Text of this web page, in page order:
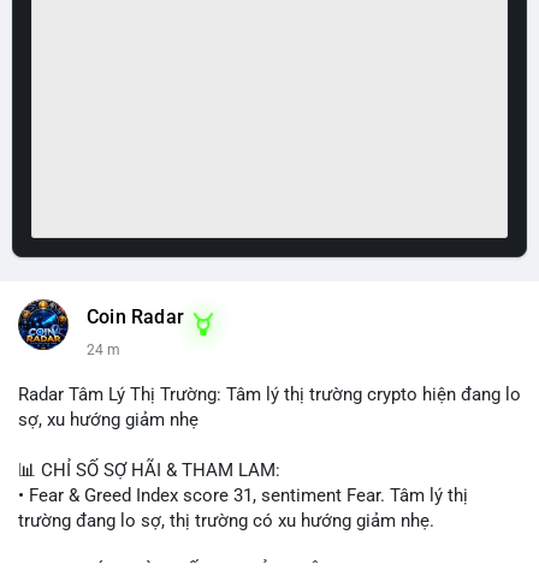
Coin Radar
24 m
Radar Tâm Lý Thị Trường: Tâm lý thị trường crypto hiện đang lo
sợ, xu hướng giảm nhẹ
📊 CHỈ SỐ SỢ HÃI & THAM LAM:
• Fear & Greed Index score 31, sentiment Fear. Tâm lý thị
trường đang lo sợ, thị trường có xu hướng giảm nhẹ.